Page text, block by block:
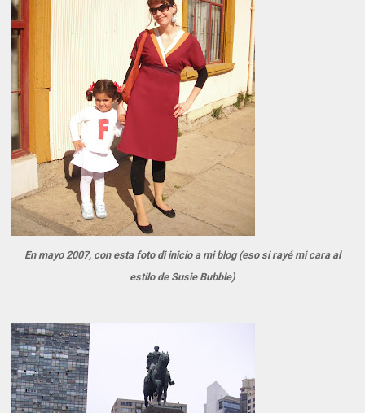
En mayo 2007, con esta foto di inicio a mi blog (eso si rayé mi cara al
estilo de Susie Bubble)